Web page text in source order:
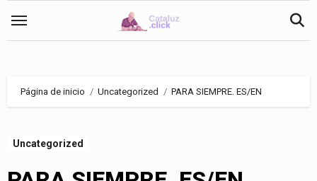
Página de inicio Uncategorized PARA SIEMPRE. ES/EN
Uncategorized